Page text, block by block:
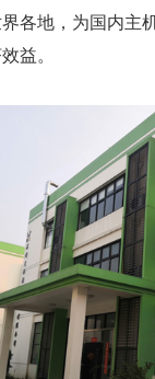
各地，为国内主
益。